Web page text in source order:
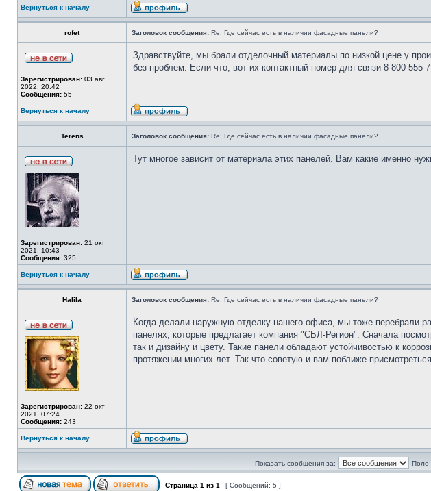
Вернуться к началу
rofet Заголовок сообщения: Re: Где сейчас есть в наличии фасадные панели?
Зарегистрирован: 03 авг
2022, 20:42
Сообщения: 55
Здравствуйте, мы брали отделочный материалы по низкой цене у
без проблем. Если что, вот их контактный номер для связи 8-800-555-
Вернуться к началу
Terens Заголовок сообщения: Re: Где сейчас есть в наличии фасадные панели?
Зарегистрирован: 21 окт
2021, 10:43
Сообщения: 325
Тут многое зависит от материала этих панелей. Вам какие именно
Вернуться к началу
Halila Заголовок сообщения: Re: Где сейчас есть в наличии фасадные панели?
Зарегистрирован: 22 окт
2021, 07:24
Сообщения: 243
Когда делали наружную отделку нашего офиса, мы тоже перебрали
панелях, которые предлагает компания "СБЛ-Регион". Сначала
так и дизайну и цвету. Такие панели обладают устойчивостью к
протяжении многих лет. Так что советую и вам поближе
Вернуться к началу
Показать сообщения за: Поле
Страница 1 из 1 [ Сообщений: 5 ]